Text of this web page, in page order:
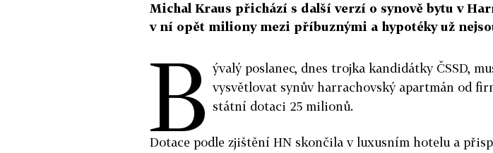
Michal Kraus přichází s další verzí o synově bytu v
v ní opět miliony mezi příbuznými a hypotéky už
B ývalý poslanec, dnes trojka kandidátky ČSSD,
vysvětlovat synův harrachovský apartmán od
státní dotaci 25 milionů.
Dotace podle zjištění HN skončila v luxusním hotelu a